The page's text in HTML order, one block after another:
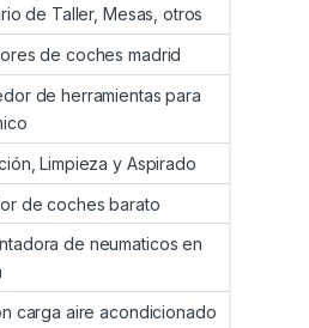
de Taller, Mesas, otros
de coches madrid
de herramientas para
Limpieza y Aspirado
de coches barato
de neumaticos en
carga aire acondicionado